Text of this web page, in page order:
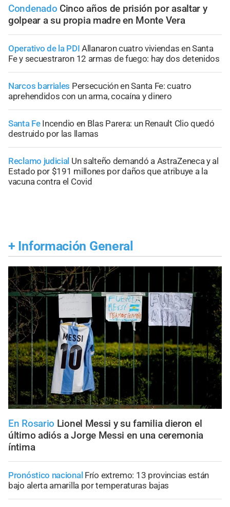
Condenado Cinco años de prisión por asaltar y
golpear a su propia madre en Monte Vera
Operativo de la PDI Allanaron cuatro viviendas en Santa
Fe y secuestraron 12 armas de fuego: hay dos detenidos
Narcos barriales Persecución en Santa Fe: cuatro
aprehendidos con un arma, cocaína y dinero
Santa Fe Incendio en Blas Parera: un Renault Clio quedó
destruido por las llamas
Reclamo judicial Un salteño demandó a AstraZeneca y al
Estado por $191 millones por daños que atribuye a la
vacuna contra el Covid
+ Información General
En Rosario Lionel Messi y su familia dieron el
último adiós a Jorge Messi en una ceremonia
íntima
Pronóstico nacional Frío extremo: 13 provincias están
bajo alerta amarilla por temperaturas bajas